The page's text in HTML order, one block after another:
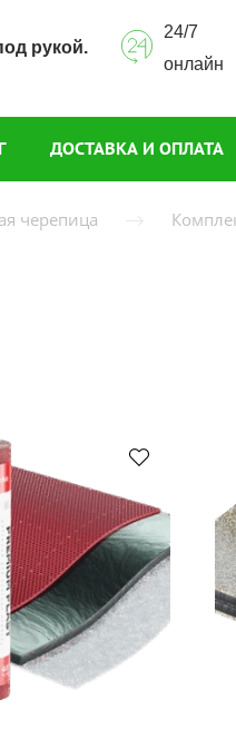
рукой.
24/7
онлайн
ДОСТАВКА И ОПЛАТА
черепица